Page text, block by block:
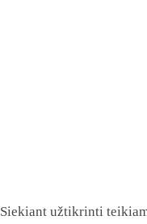
Siekiant užtikrinti